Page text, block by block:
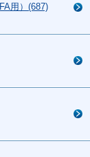
用）(687)